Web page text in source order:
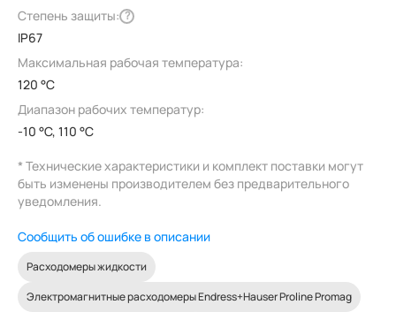
Степень защиты: ?
IP67
Максимальная рабочая температура:
120 °C
Диапазон рабочих температур:
-10 °C, 110 °C
* Технические характеристики и комплект поставки могут
быть изменены производителем без предварительного
уведомления.
Сообщить об ошибке в описании
Расходомеры жидкости
Электромагнитные расходомеры Endress+Hauser Proline Promag